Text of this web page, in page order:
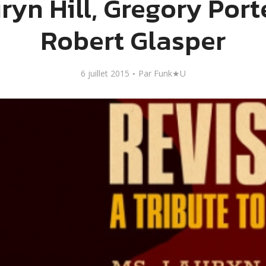
Hill, Gregory
Robert Glasper
6 juillet 2015 Par Funk★U